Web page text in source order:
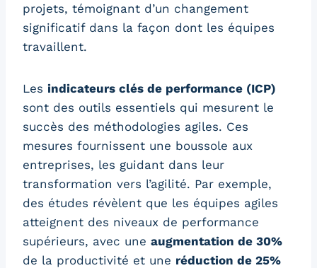
projets, témoignant d’un changement
significatif dans la façon dont les équipes
travaillent.
Les indicateurs clés de performance (ICP)
sont des outils essentiels qui mesurent le
succès des méthodologies agiles. Ces
mesures fournissent une boussole aux
entreprises, les guidant dans leur
transformation vers l’agilité. Par exemple,
des études révèlent que les équipes agiles
atteignent des niveaux de performance
supérieurs, avec une augmentation de 30%
de la productivité et une réduction de 25%